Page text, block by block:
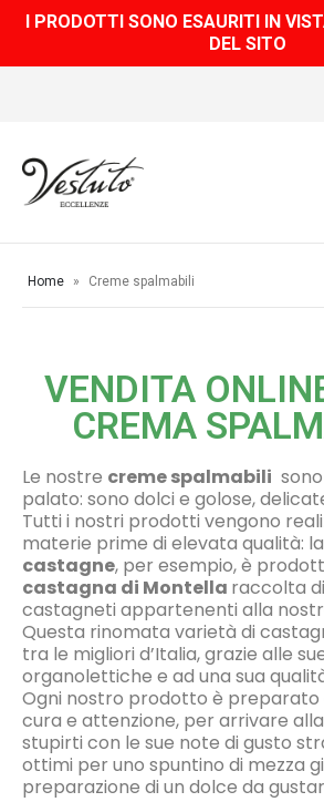
I PRODOTTI SONO ESAURITI IN
DEL SITO
Home » Creme spalmabili
VENDITA
CREMA
Le nostre creme spalmabili
palato: sono dolci e golose,
Tutti i nostri prodotti vengono
materie prime di elevata qualità: la
castagne, per esempio, è
castagna di Montella raccolta
castagneti appartenenti alla
Questa rinomata varietà di
tra le migliori d’Italia, grazie alle
organolettiche e ad una sua
Ogni nostro prodotto è
cura e attenzione, per arrivare
stupirti con le sue note di gusto
ottimi per uno spuntino di mezza
preparazione di un dolce da